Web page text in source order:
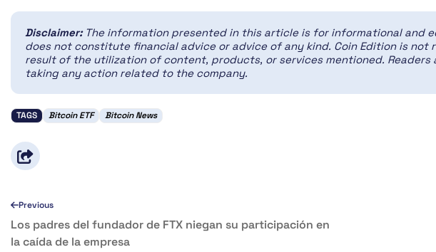
Disclaimer: The information presented in this article is for informational and
does not constitute financial advice or advice of any kind. Coin Edition is not
result of the utilization of content, products, or services mentioned.
taking any action related to the company.
TAGS Bitcoin ETF Bitcoin News
Previous
Los padres del fundador de FTX niegan su participación en
la caída de la empresa